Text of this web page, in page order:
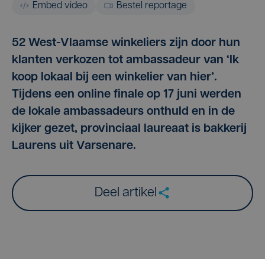
Embed video Bestel reportage
52 West-Vlaamse winkeliers zijn door hun
klanten verkozen tot ambassadeur van ‘Ik
koop lokaal bij een winkelier van hier’.
Tijdens een online finale op 17 juni werden
de lokale ambassadeurs onthuld en in de
kijker gezet, provinciaal laureaat is bakkerij
Laurens uit Varsenare.
Deel artikel